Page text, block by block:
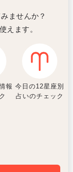
ませんか？
えます。
報 今日の12星座別
占いのチェック